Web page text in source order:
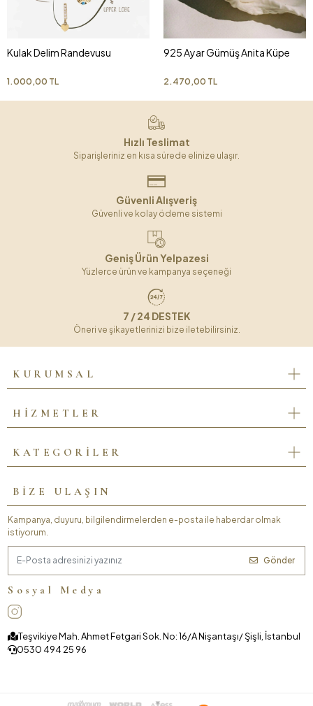
Kulak Delim Randevusu
1.000,00 TL
925 Ayar Gümüş Anita Küpe
2.470,00 TL
Hızlı Teslimat
Siparişleriniz en kısa sürede elinize ulaşır.
Güvenli Alışveriş
Güvenli ve kolay ödeme sistemi
Geniş Ürün Yelpazesi
Yüzlerce ürün ve kampanya seçeneği
7 / 24 DESTEK
Öneri ve şikayetlerinizi bize iletebilirsiniz.
KURUMSAL
HİZMETLER
KATEGORİLER
BİZE ULAŞIN
Kampanya, duyuru, bilgilendirmelerden e-posta ile haberdar olmak
istiyorum.
Gönder
Sosyal Medya
Teşvikiye Mah. Ahmet Fetgari Sok. No: 16/A Nişantaşı/ Şişli, İstanbul
0530 494 25 96